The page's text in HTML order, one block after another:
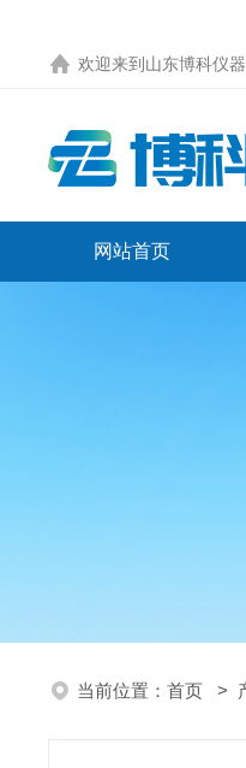
欢迎来到 山东博科仪
网站首页
当前位置： 首页 >